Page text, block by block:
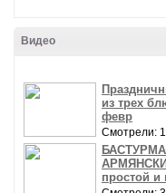
Видео
из трех
февр
Смотрели:
простой и